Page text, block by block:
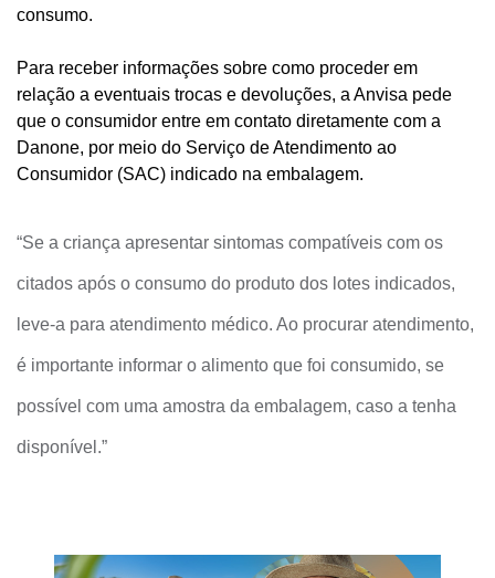
consumo.
Para receber informações sobre como proceder em
relação a eventuais trocas e devoluções, a Anvisa pede
que o consumidor entre em contato diretamente com a
Danone, por meio do Serviço de Atendimento ao
Consumidor (SAC) indicado na embalagem.
“Se a criança apresentar sintomas compatíveis com os
citados após o consumo do produto dos lotes indicados,
leve-a para atendimento médico. Ao procurar atendimento,
é importante informar o alimento que foi consumido, se
possível com uma amostra da embalagem, caso a tenha
disponível.”